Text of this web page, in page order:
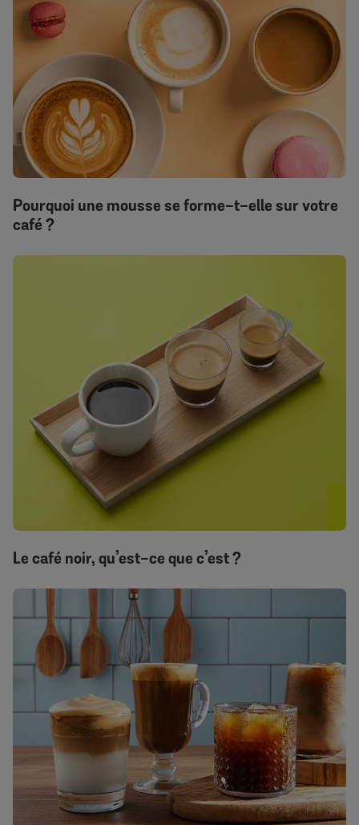
Pourquoi une mousse se forme-t-elle sur votre
café ?
Le café noir, qu’est-ce que c’est ?